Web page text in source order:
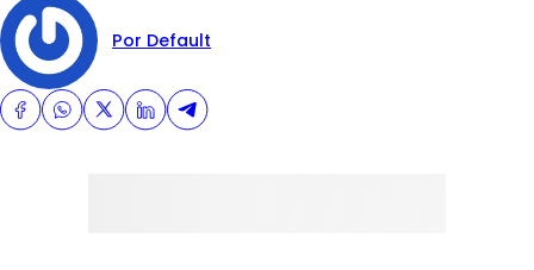
Por Default